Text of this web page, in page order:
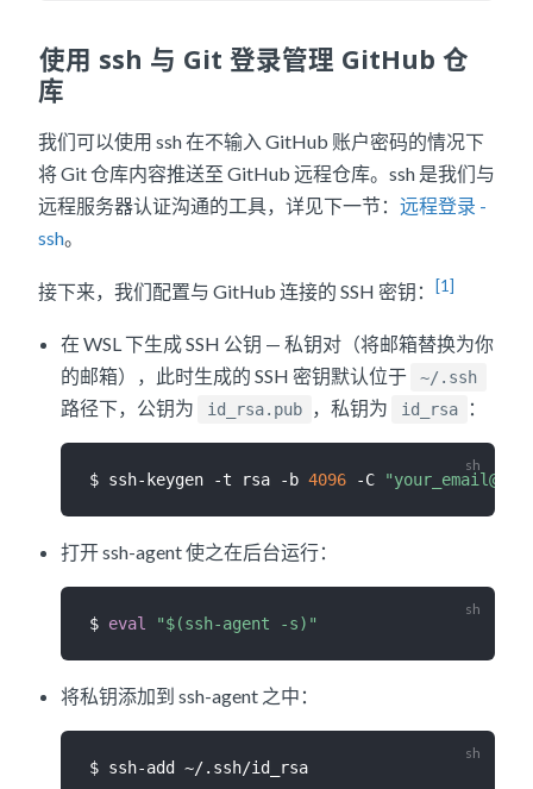
使用 ssh 与 Git 登录管理 GitHub 仓
库
我们可以使用 ssh 在不输入 GitHub 账户密码的情况下
将 Git 仓库内容推送至 GitHub 远程仓库。ssh 是我们与
远程服务器认证沟通的工具，详见下一节： 远程登录 -
ssh。
接下来，我们配置与 GitHub 连接的 SSH 密钥： [1]
在 WSL 下生成 SSH 公钥 — 私钥对（将邮箱替换为你
的邮箱），此时生成的 SSH 密钥默认位于
~/.ssh
路径下，公钥为 id_rsa.pub ，私钥为 id_rsa ：
$ ssh-keygen -t rsa -b 4096 -C
打开 ssh-agent 使之在后台运行：
$ eval "$(ssh-agent -s) "
将私钥添加到 ssh-agent 之中：